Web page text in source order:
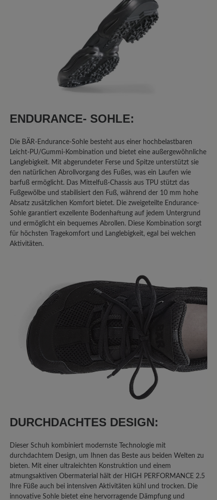
Bewertung mit 3 von 5 Sternen
Fast perfekter Allrounder
Ich habe mehrere High Performance
Obermaterial, als auch mit Leder-
Oberteil; allen gemeinsam ist die
rutschige Sohle. Im Winter auf Eis -
keine Chance! Was eine echte
Gummisohle noch an Haftung hat, fehlt
hier vollends! Ich habe im Auto -
austattungsbedingt - eine
Metallpedalerie; auch hier ist mit dem
Sohlenmix, wenn er denn einmal feucht
werden sollte, Vorsicht geboten! Da
gibt's kein Halten! ich hatte mir sogar
von einem "Mister-Minute-Shop" in
ging's.. Schade, eigentlich... denn sonst
sind die Schuhe von Bär wirklich gut
verarbeitet, für mich immer passend
und in jedem Fall ihr Geld wert.
11. September 2025 11:06
Bewertung mit 1 von 5 Sternen
Klobiger Schuh in schöner Farbe
Ich habe diesen Schuh gewählt, da ich
Problemfüsse habe und einen
bequemen Freizeitschuh in grün
gesucht habe. Glücklich bin ich damit
jedoch nicht. Die Sohle hat kein
Abrollverhalten, das Innenteil besteht
aus nicht atmungsaktivem Material, das
ENDURANCE- SOHLE:
Die BÄR-Endurance-Sohle besteht aus einer hochbelastbaren
Leicht-PU/Gummi-Kombination und bietet eine außergewöhnliche
Langlebigkeit. Mit abgerundeter Ferse und Spitze unterstützt sie
den natürlichen Abrollvorgang des Fußes, was ein Laufen wie
barfuß ermöglicht. Das Mittelfuß-Chassis aus TPU stützt das
Fußgewölbe und stabilisiert den Fuß, während der 10 mm hohe
Absatz zusätzlichen Komfort bietet. Die zweigeteilte Endurance-
Sohle garantiert exzellente Bodenhaftung auf jedem Untergrund
und ermöglicht ein bequemes Abrollen. Diese Kombination sorgt
für höchsten Tragekomfort und Langlebigkeit, egal bei welchen
Aktivitäten.
DURCHDACHTES DESIGN:
Dieser Schuh kombiniert modernste Technologie mit
durchdachtem Design, um Ihnen das Beste aus beiden Welten zu
bieten. Mit einer ultraleichten Konstruktion und einem
atmungsaktiven Obermaterial hält der HIGH PERFORMANCE 2.5
Ihre Füße auch bei intensiven Aktivitäten kühl und trocken. Die
innovative Sohle bietet eine hervorragende Dämpfung und